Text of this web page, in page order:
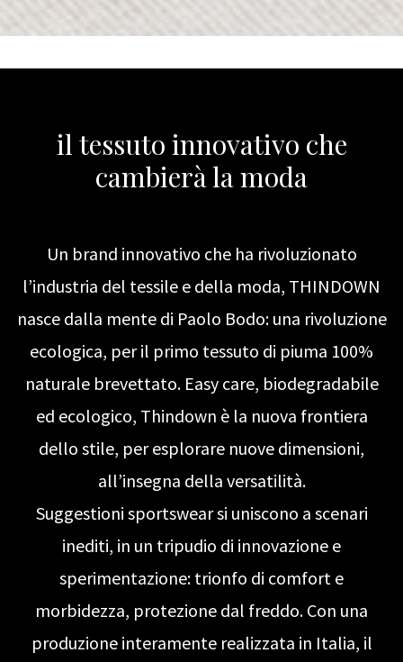
il tessuto innovativo che
cambierà la moda
Un brand innovativo che ha rivoluzionato
l’industria del tessile e della moda, THINDOWN
nasce dalla mente di Paolo Bodo: una rivoluzione
ecologica, per il primo tessuto di piuma 100%
naturale brevettato. Easy care, biodegradabile
ed ecologico, Thindown è la nuova frontiera
dello stile, per esplorare nuove dimensioni,
all’insegna della versatilità.
Suggestioni sportswear si uniscono a scenari
inediti, in un tripudio di innovazione e
sperimentazione: trionfo di comfort e
morbidezza, protezione dal freddo. Con una
produzione interamente realizzata in Italia, il